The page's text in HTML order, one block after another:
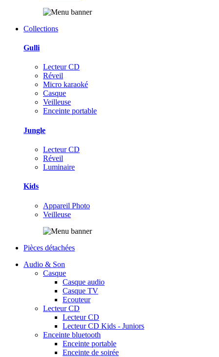
Collections
Gulli
Lecteur CD
Réveil
Micro karaoké
Casque
Veilleuse
Enceinte portable
Jungle
Lecteur CD
Réveil
Luminaire
Kids
Appareil Photo
Veilleuse
Pièces détachées
Audio & Son
Casque
Casque audio
Casque TV
Ecouteur
Lecteur CD
Lecteur CD
Lecteur CD Kids - Juniors
Enceinte bluetooth
Enceinte portable
Enceinte de soirée